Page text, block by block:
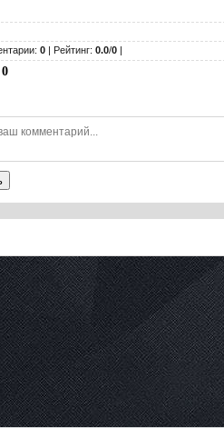
0 | Рейтинг: 0.0/0 |
0